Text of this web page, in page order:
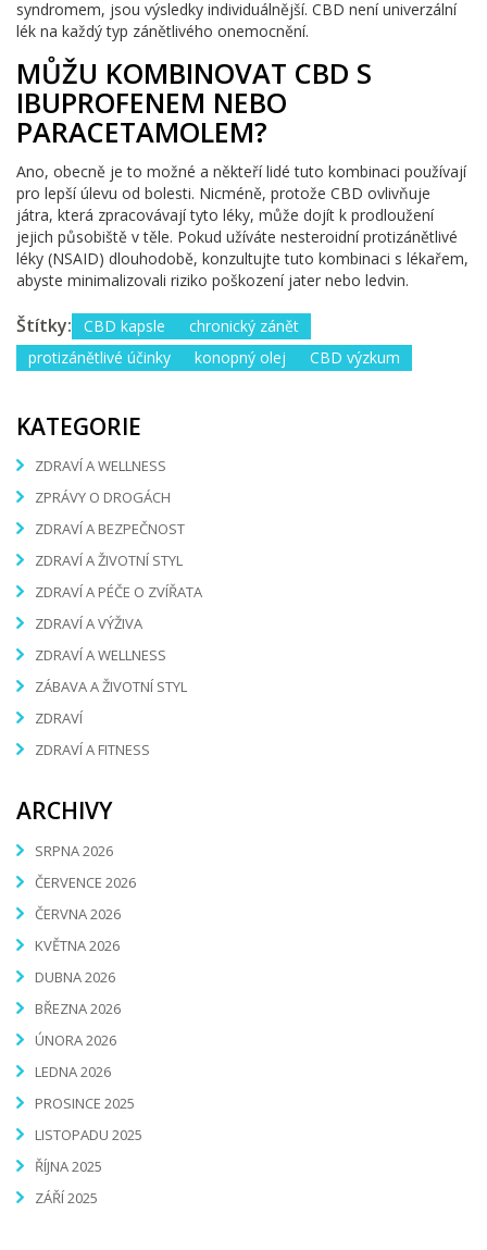
syndromem, jsou výsledky individuálnější. CBD není univerzální
lék na každý typ zánětlivého onemocnění.
MŮŽU KOMBINOVAT CBD S
IBUPROFENEM NEBO
PARACETAMOLEM?
Ano, obecně je to možné a někteří lidé tuto kombinaci používají
pro lepší úlevu od bolesti. Nicméně, protože CBD ovlivňuje
játra, která zpracovávají tyto léky, může dojít k prodloužení
jejich působiště v těle. Pokud užíváte nesteroidní protizánětlivé
léky (NSAID) dlouhodobě, konzultujte tuto kombinaci s lékařem,
abyste minimalizovali riziko poškození jater nebo ledvin.
Štítky: CBD kapsle
chronický zánět
protizánětlivé účinky
konopný olej CBD výzkum
KATEGORIE
ZDRAVÍ A WELLNESS
ZPRÁVY O DROGÁCH
ZDRAVÍ A BEZPEČNOST
ZDRAVÍ A ŽIVOTNÍ STYL
ZDRAVÍ A PÉČE O ZVÍŘATA
ZDRAVÍ A VÝŽIVA
ZDRAVÍ A WELLNESS
ZÁBAVA A ŽIVOTNÍ STYL
ZDRAVÍ
ZDRAVÍ A FITNESS
ARCHIVY
SRPNA 2026
ČERVENCE 2026
ČERVNA 2026
KVĚTNA 2026
DUBNA 2026
BŘEZNA 2026
ÚNORA 2026
LEDNA 2026
PROSINCE 2025
LISTOPADU 2025
ŘÍJNA 2025
ZÁŘÍ 2025